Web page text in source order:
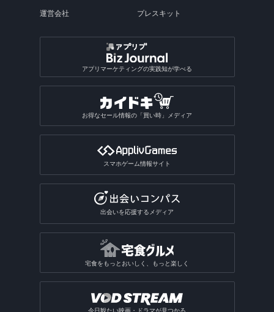
運営会社 プレスキット
アプリマーケティングの実践知が学べる
お得なセール情報の「買い時」メディア
スマホゲーム情報サイト
出会いを応援するメディア
宅食をもっとおいしく、もっと楽しく